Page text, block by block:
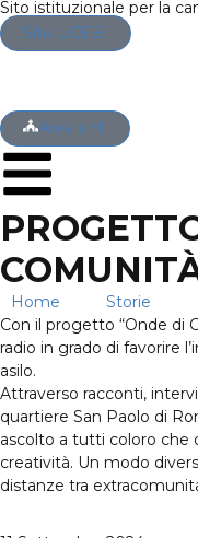
Sito istituzionale per la
Sito UCEBI
Area enti
Home Storie
Con il progetto “Onde di
radio in grado di favorire
asilo.
Attraverso racconti,
quartiere San Paolo di
ascolto a tutti coloro che
creatività. Un modo
distanze tra